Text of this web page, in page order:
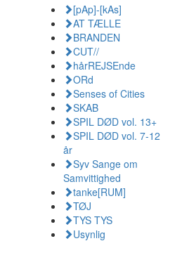
[pAp]-[kAs]
AT TÆLLE
BRANDEN
CUT//
hårREJSEnde
ORd
Senses of Cities
SKAB
SPIL DØD vol. 13+
SPIL DØD vol. 7-12
år
Syv Sange om
Samvittighed
tanke[RUM]
TØJ
TYS TYS
Usynlig